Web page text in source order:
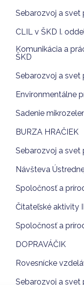
Sebarozvoj a svet
CLIL v ŠKD I.
Komunikácia a
ŠKD
Sebarozvoj a svet
Environmentálne
Sadenie
BURZA HRAČIEK
Sebarozvoj a svet
Návšteva
Spoločnosť a
Čitateľské aktivity
Spoločnosť a
DOPRAVÁČIK
Rovesnícke
Sebarozvoj a svet